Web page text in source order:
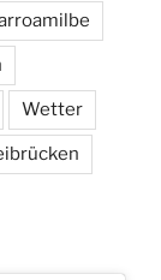
Wetter